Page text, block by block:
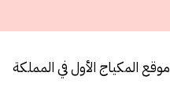
موقع المكياج الأول في المملكة